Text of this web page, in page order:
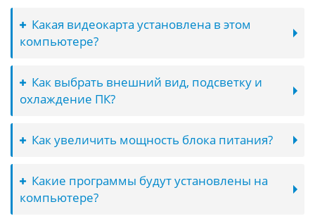
Какая видеокарта установлена в этом
компьютере?
Как выбрать внешний вид, подсветку и
охлаждение ПК?
Как увеличить мощность блока питания?
Какие программы будут установлены на
компьютере?